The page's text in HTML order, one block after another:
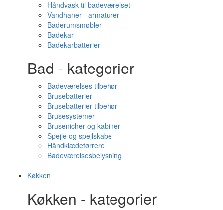
Håndvask til badeværelset
Vandhaner - armaturer
Baderumsmøbler
Badekar
Badekarbatterier
Bad - kategorier
Badeværelses tilbehør
Brusebatterier
Brusebatterier tilbehør
Brusesystemer
Brusenicher og kabiner
Spejle og spejlskabe
Håndklædetørrere
Badeværelsesbelysning
Køkken
Køkken - kategorier